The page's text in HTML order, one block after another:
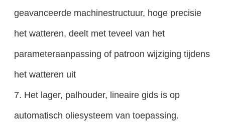
geavanceerde machinestructuur, hoge precisie
het watteren, deelt met teveel van het
parameteraanpassing of patroon wijziging tijdens
het watteren uit
7. Het lager, palhouder, lineaire gids is op
automatisch oliesysteem van toepassing.